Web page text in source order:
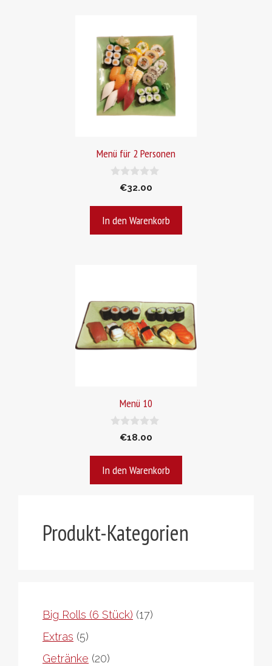
Menü für 2 Personen
5
€32.00
In den Warenkorb
Menü 10
5
€18.00
In den Warenkorb
Produkt-Kategorien
Big Rolls (6 Stück) 1717
Extras 55
Produkte
Getränke 2020